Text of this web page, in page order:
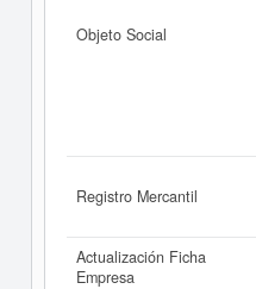
Objeto Social
Registro Mercantil
Actualización Ficha
Empresa